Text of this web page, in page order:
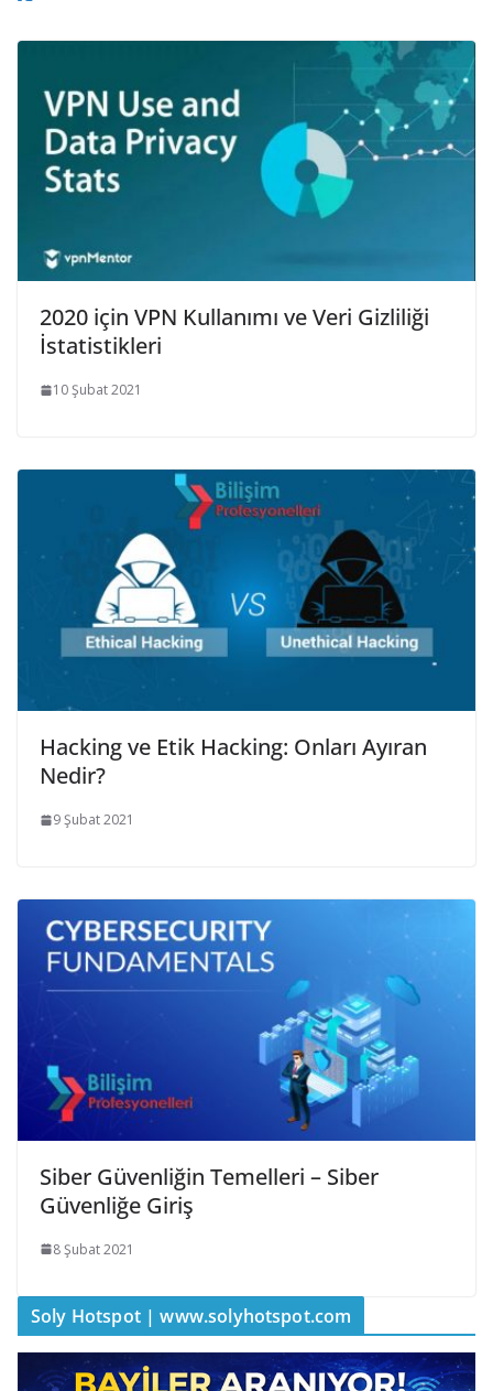
2020 için VPN Kullanımı ve Veri Gizliliği
İstatistikleri
10 Şubat 2021
Hacking ve Etik Hacking: Onları Ayıran
Nedir?
9 Şubat 2021
Siber Güvenliğin Temelleri – Siber
Güvenliğe Giriş
8 Şubat 2021
Soly Hotspot | www.solyhotspot.com